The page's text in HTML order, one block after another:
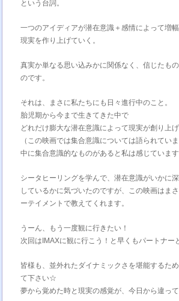
という台詞。
一つのアイディアが潜在意識＋感情によって増幅
現実を作り上げていく。
真実か単なる思い込みかに関係なく、信じたも
のです。
それは、まさに私たちにも日々進行中のこと。
胎児期から今まで生きてきた中で
どれだけ膨大な潜在意識によって現実が創り上げ
（この映画では集合意識については語られてい
中に集合意識的なものがあると私は感じています
シータヒーリングを学んで、潜在意識がいかに
しているかに気づいたのですが、この映画はま
ーテイメントで教えてくれます。
うーん、もう一度観に行きたい！
次回はIMAXに観に行こう！と早くもパートナー
皆様も、並外れたダイナミックさを堪能するた
て下さい☆
夢から覚めた時と現実の感覚が、今日から違って